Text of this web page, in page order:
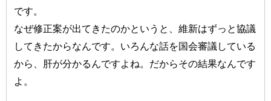
です。
なぜ修正案が出てきたのかというと、維新はずっと協議
してきたからなんです。いろんな話を国会審議している
から、肝が分かるんですよね。だからその結果なんです
よ。